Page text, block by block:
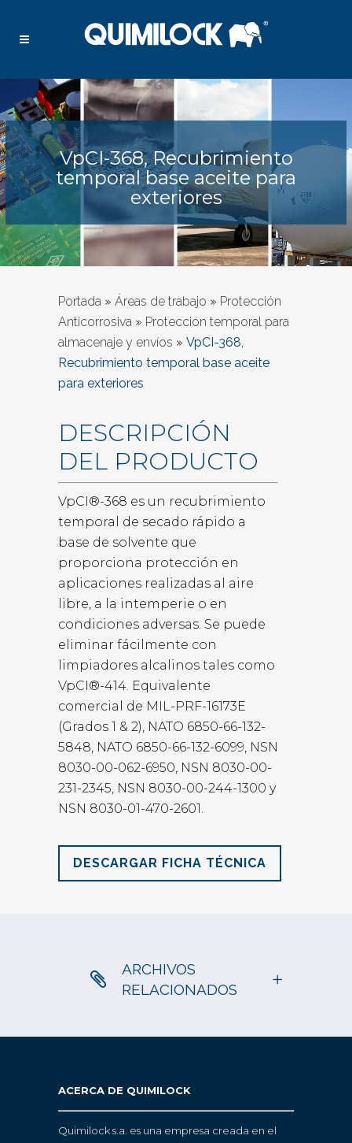
VpCI-368, Recubrimiento
temporal base aceite para
exteriores
Portada » Áreas de trabajo » Protección
Anticorrosiva » Protección temporal para
almacenaje y envíos » VpCI-368,
Recubrimiento temporal base aceite
para exteriores
DESCRIPCIÓN
DEL PRODUCTO
VpCI®-368 es un recubrimiento
temporal de secado rápido a
base de solvente que
proporciona protección en
aplicaciones realizadas al aire
libre, a la intemperie o en
condiciones adversas. Se puede
eliminar fácilmente con
limpiadores alcalinos tales como
VpCI®-414. Equivalente
comercial de MIL-PRF-16173E
(Grados 1 & 2), NATO 6850-66-132-
5848, NATO 6850-66-132-6099, NSN
8030-00-062-6950, NSN 8030-00-
231-2345, NSN 8030-00-244-1300 y
NSN 8030-01-470-2601.
DESCARGAR FICHA TÉCNICA
ARCHIVOS
RELACIONADOS
ACERCA DE QUIMILOCK
Quimilock s.a. es una empresa creada en el